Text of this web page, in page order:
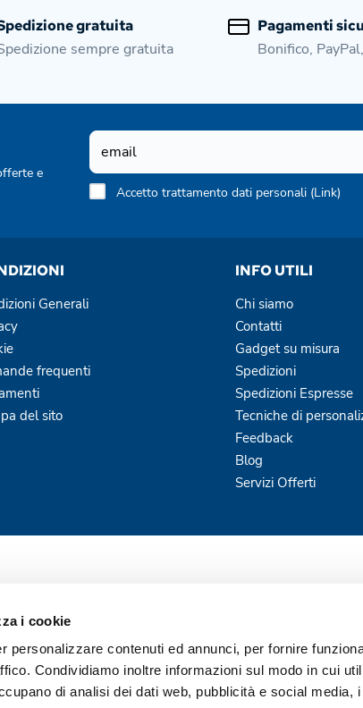
i cookie
personalizzare contenuti ed annunci, per fornire
Condividiamo inoltre informazioni sul modo in cui
di analisi dei dati web, pubblicità e social media,
gratuita
sempre gratuita
Pagamenti
Bonifico,
e
Accetto trattamento dati personali (Link)
Generali
frequenti
del sito
INFO UTILI
Chi siamo
Contatti
Gadget su misura
Spedizioni
Spedizioni Espresse
Tecniche di
Feedback
Blog
Servizi Offerti